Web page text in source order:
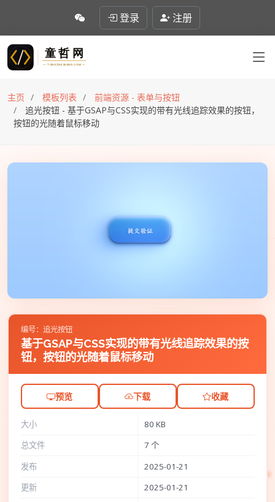
登录 注册
主页 模板列表
前端资源 - 表单与按钮
追光按钮 - 基于GSAP与CSS实现的带有光线追踪效果的按钮，
按钮的光随着鼠标移动
编号：追光按钮
基于GSAP与CSS实现的带有光线追踪效果的按
钮，按钮的光随着鼠标移动
预览 下载 收藏
大小
80 KB
总文件
7 个
发布
2025-01-21
更新
2025-01-21